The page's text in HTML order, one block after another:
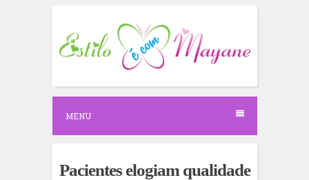
c
o
e
MENU
Pacientes elogiam qualidade